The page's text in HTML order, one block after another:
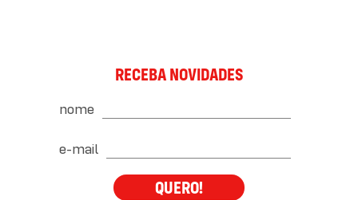
RECEBA NOVIDADES
nome
e-mail
QUERO!